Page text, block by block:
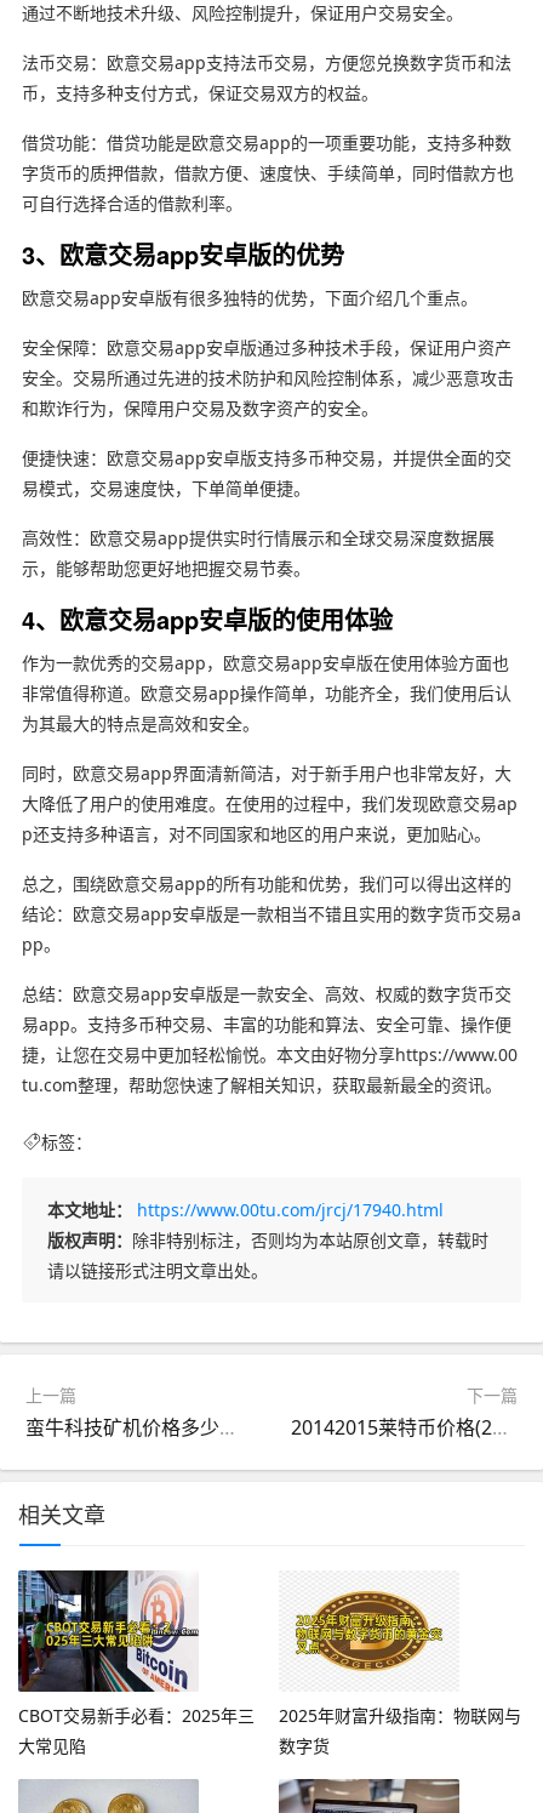
通过不断地技术升级、风险控制提升，保证用户交易安全。
法币交易：欧意交易app支持法币交易，方便您兑换数字货币和法
币，支持多种支付方式，保证交易双方的权益。
借贷功能：借贷功能是欧意交易app的一项重要功能，支持多种数
字货币的质押借款，借款方便、速度快、手续简单，同时借款方也
可自行选择合适的借款利率。
3、欧意交易app安卓版的优势
欧意交易app安卓版有很多独特的优势，下面介绍几个重点。
安全保障：欧意交易app安卓版通过多种技术手段，保证用户资产
安全。交易所通过先进的技术防护和风险控制体系，减少恶意攻击
和欺诈行为，保障用户交易及数字资产的安全。
便捷快速：欧意交易app安卓版支持多币种交易，并提供全面的交
易模式，交易速度快，下单简单便捷。
高效性：欧意交易app提供实时行情展示和全球交易深度数据展
示，能够帮助您更好地把握交易节奏。
4、欧意交易app安卓版的使用体验
作为一款优秀的交易app，欧意交易app安卓版在使用体验方面也
非常值得称道。欧意交易app操作简单，功能齐全，我们使用后认
为其最大的特点是高效和安全。
同时，欧意交易app界面清新简洁，对于新手用户也非常友好，大
大降低了用户的使用难度。在使用的过程中，我们发现欧意交易ap
p还支持多种语言，对不同国家和地区的用户来说，更加贴心。
总之，围绕欧意交易app的所有功能和优势，我们可以得出这样的
结论：欧意交易app安卓版是一款相当不错且实用的数字货币交易a
pp。
总结：欧意交易app安卓版是一款安全、高效、权威的数字货币交
易app。支持多币种交易、丰富的功能和算法、安全可靠、操作便
捷，让您在交易中更加轻松愉悦。本文由好物分享https://www.00
tu.com整理，帮助您快速了解相关知识，获取最新最全的资讯。
标签：
本文地址：
https://www.00tu.com/jrcj/17940.html
版权声明： 除非特别标注，否则均为本站原创文章，转载时
请以链接形式注明文章出处。
上一篇
蛮牛科技矿机价格多少？蛮牛科技矿机性价比高吗？
下一篇
20142015莱特币价格(2011年莱特币发行价)
相关文章
CBOT交易新手必看：2025年三
大常见陷
2025年财富升级指南：物联网与
数字货